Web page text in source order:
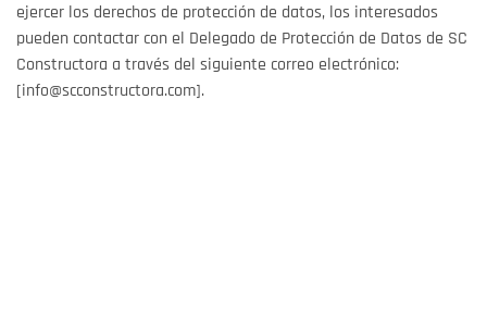
ejercer los derechos de protección de datos, los interesados
pueden contactar con el Delegado de Protección de Datos de SC
Constructora a través del siguiente correo electrónico:
[info@scconstructora.com].